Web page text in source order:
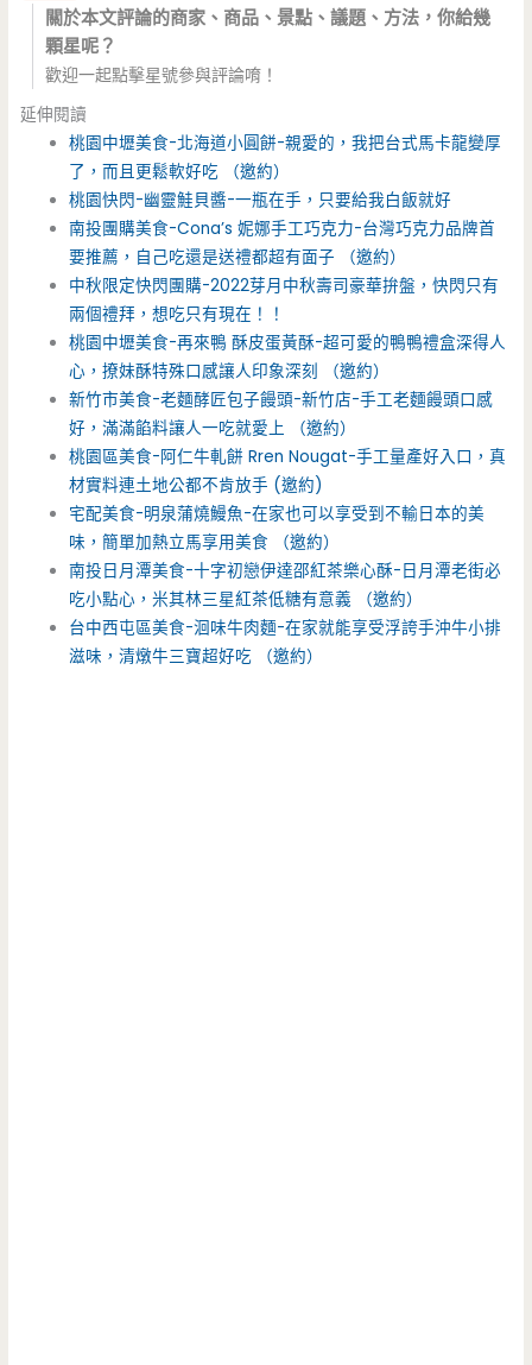
關於本文評論的商家、商品、景點、議題、方法，你給幾
顆星呢？
歡迎一起點擊星號參與評論唷！
延伸閱讀
桃園中壢美食-北海道小圓餅-親愛的，我把台式馬卡龍變厚
了，而且更鬆軟好吃 （邀約）
桃園快閃-幽靈鮭貝醬-一瓶在手，只要給我白飯就好
南投團購美食-Cona’s 妮娜手工巧克力-台灣巧克力品牌首
要推薦，自己吃還是送禮都超有面子 （邀約）
中秋限定快閃團購-2022芽月中秋壽司豪華拚盤，快閃只有
兩個禮拜，想吃只有現在！！
桃園中壢美食-再來鴨 酥皮蛋黃酥-超可愛的鴨鴨禮盒深得人
心，撩妹酥特殊口感讓人印象深刻 （邀約）
新竹市美食-老麵酵匠包子饅頭-新竹店-手工老麵饅頭口感
好，滿滿餡料讓人一吃就愛上 （邀約）
桃園區美食-阿仁牛軋餅 Rren Nougat-手工量產好入口，真
材實料連土地公都不肯放手 (邀約)
宅配美食-明泉蒲燒鰻魚-在家也可以享受到不輸日本的美
味，簡單加熱立馬享用美食 （邀約）
南投日月潭美食-十字初戀伊達邵紅茶樂心酥-日月潭老街必
吃小點心，米其林三星紅茶低糖有意義 （邀約）
台中西屯區美食-洄味牛肉麵-在家就能享受浮誇手沖牛小排
滋味，清燉牛三寶超好吃 （邀約）